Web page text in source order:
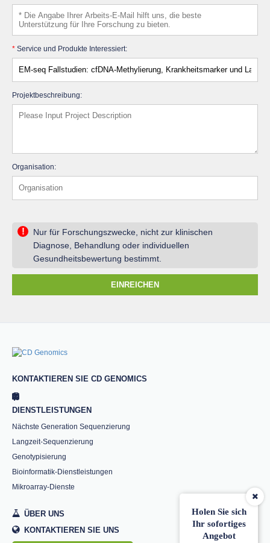
Holen Sie sich
Ihr sofortiges
Angebot
* Service und Produkte Interessiert:
Projektbeschreibung:
Organisation:
!
Nur für Forschungszwecke, nicht zur klinischen
Diagnose, Behandlung oder individuellen
Gesundheitsbewertung bestimmt.
EINREICHEN
KONTAKTIEREN SIE CD GENOMICS
DIENSTLEISTUNGEN
Nächste Generation Sequenzierung
Langzeit-Sequenzierung
Genotypisierung
Bioinformatik-Dienstleistungen
Mikroarray-Dienste
ÜBER UNS
KONTAKTIEREN SIE UNS